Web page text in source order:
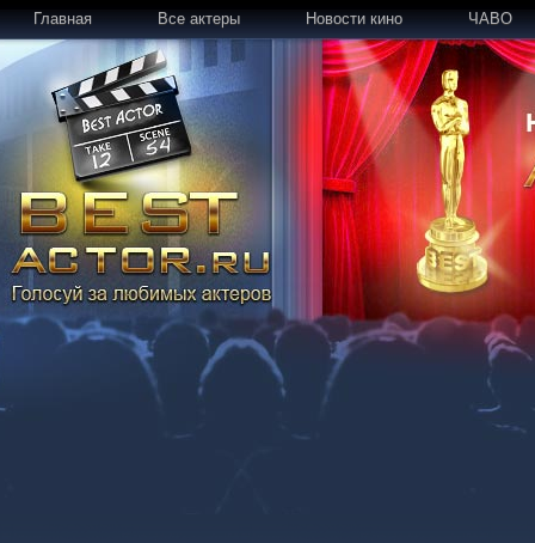
Главная Все актеры Новости кино ЧАВО